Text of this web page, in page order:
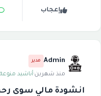
إعجاب
Admin مدير
منذ شهرين·أناشيد منوعة
انشودة مالي سوى